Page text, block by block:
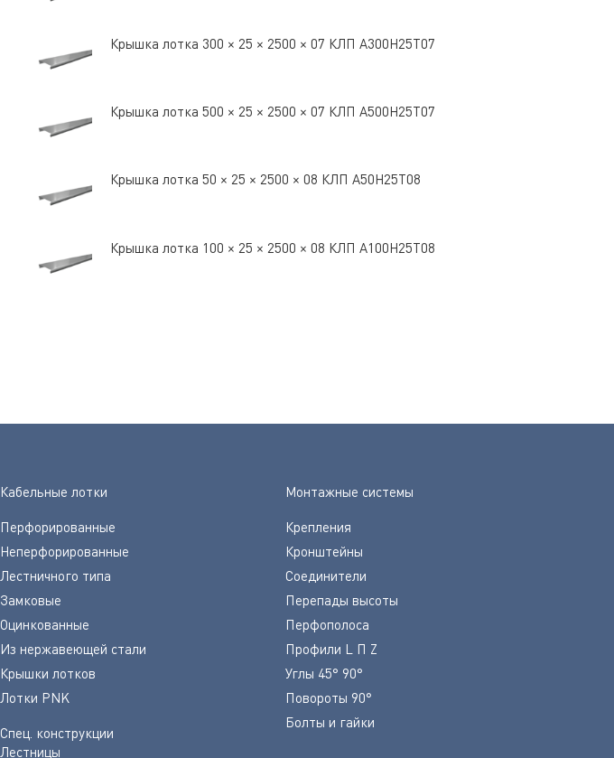
Крышка лотка 300 × 25 × 2500 × 07 КЛП А300Н25Т07
Крышка лотка 500 × 25 × 2500 × 07 КЛП А500Н25Т07
Крышка лотка 50 × 25 × 2500 × 08 КЛП А50Н25Т08
Крышка лотка 100 × 25 × 2500 × 08 КЛП А100Н25Т08
Кабельные лотки
Перфорированные
Неперфорированные
Лестничного типа
Замковые
Оцинкованные
Из нержавеющей стали
Крышки лотков
Лотки PNK
Спец. конструкции
Лестницы
Монтажные системы
Крепления
Кронштейны
Соединители
Перепады высоты
Перфополоса
Профили L П Z
Углы 45° 90°
Повороты 90°
Болты и гайки